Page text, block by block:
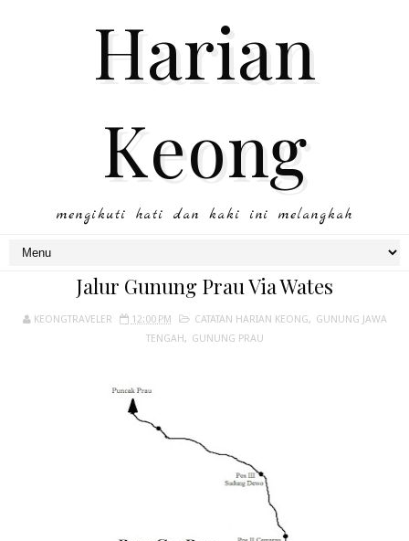
Harian
Keong
mengikuti hati dan kaki ini melangkah
Jalur Gunung Prau Via Wates
KEONGTRAVELER 12:00 PM CATATAN HARIAN KEONG, GUNUNG JAWA
TENGAH, GUNUNG PRAU